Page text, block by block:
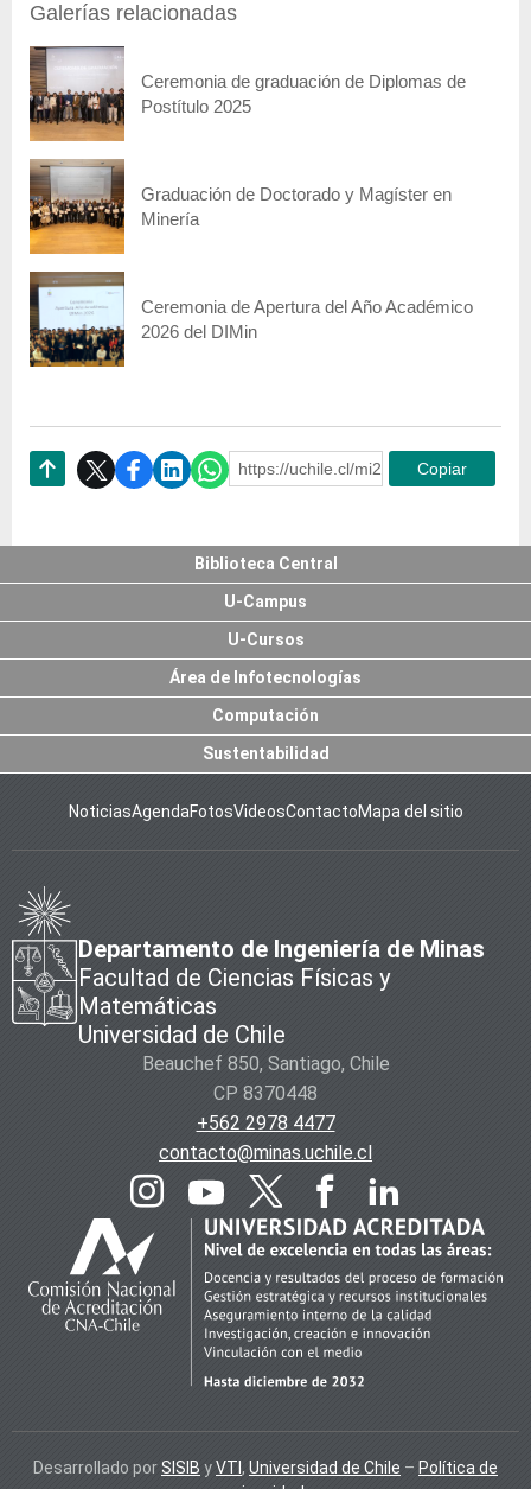
Galerías relacionadas
Ceremonia de graduación de Diplomas de
Postítulo 2025
Graduación de Doctorado y Magíster en
Minería
Ceremonia de Apertura del Año Académico
2026 del DIMin
https://uchile.cl/mi238723Copiar
Biblioteca Central
U-Campus
U-Cursos
Área de Infotecnologías
Computación
Sustentabilidad
NoticiasAgendaFotosVideosContactoMapa del sitio
Departamento de Ingeniería de Minas
Facultad de Ciencias Físicas y
Matemáticas
Universidad de Chile
Beauchef 850, Santiago, Chile
CP 8370448
+562 2978 4477
contacto@minas.uchile.cl
Desarrollado por SISIB yVTI, Universidad de Chile – Política de